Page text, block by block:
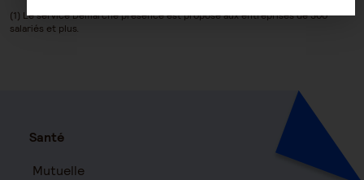
(1) Le service Démarche présence est proposé aux entreprises de 300
salariés et plus.
Santé
Mutuelle